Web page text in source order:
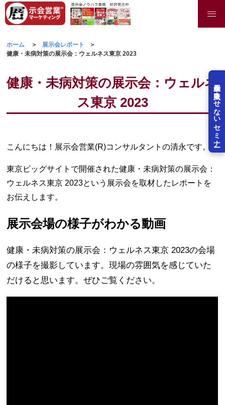
展示会を失敗させないセミナー
ホーム
展示会レポート
健康・未病対策の展示会：ウェルネス東京 2023
健康・未病対策の展示会：ウェルネ
ス東京 2023
こんにちは！展示会営業(R)コンサルタントの清永です。
東京ビッグサイトで開催された健康・未病対策の展示会：
ウェルネス東京 2023という展示会を取材したレポートを
お伝えします。
展示会場の様子がわかる動画
健康・未病対策の展示会：ウェルネス東京 2023の会場
の様子を撮影しています。現場の雰囲気を感じていた
だけると思います。ぜひご覧ください。